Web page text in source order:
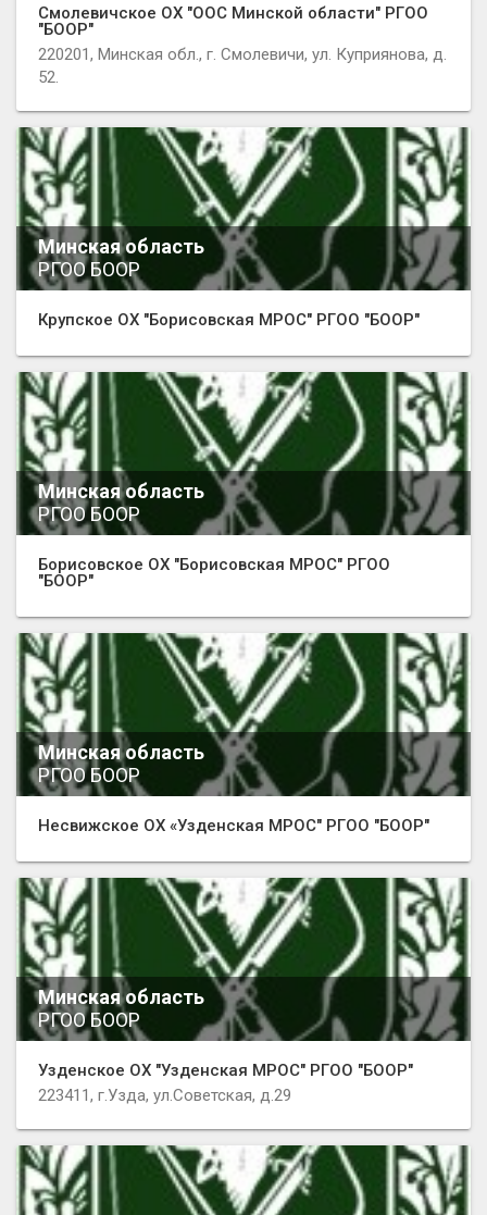
Смолевичское ОХ "ООС Минской области" РГОО
"БООР"
220201, Минская обл., г. Смолевичи, ул. Куприянова, д.
52.
Минская область
РГОО БООР
Крупское ОХ "Борисовская МРОС" РГОО "БООР"
Минская область
РГОО БООР
Борисовское ОХ "Борисовская МРОС" РГОО
"БООР"
Минская область
РГОО БООР
Несвижское ОХ «Узденская МРОС" РГОО "БООР"
Минская область
РГОО БООР
Узденское ОХ "Узденская МРОС" РГОО "БООР"
223411, г.Узда, ул.Советская, д.29